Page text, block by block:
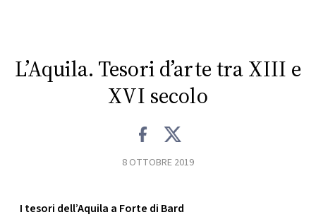
L’Aquila. Tesori d’arte tra XIII e
XVI secolo
8 OTTOBRE 2019
I tesori dell’Aquila a Forte di Bard